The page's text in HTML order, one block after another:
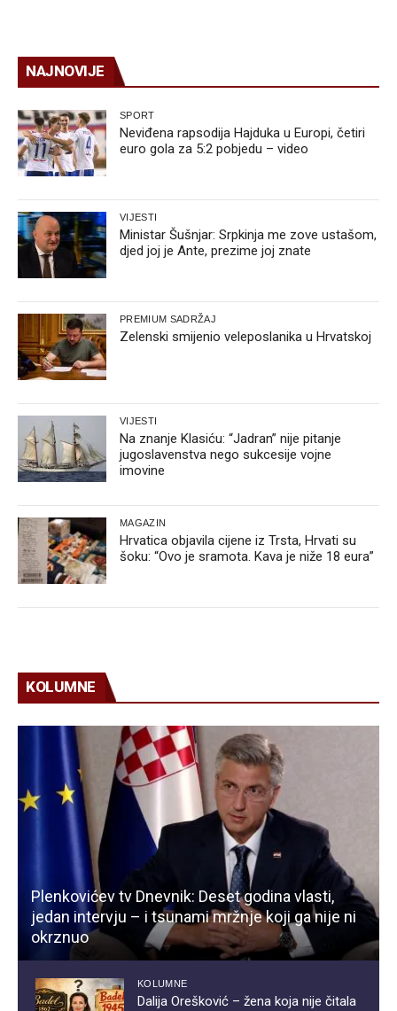
NAJNOVIJE
SPORT
Neviđena rapsodija Hajduka u Europi, četiri
euro gola za 5:2 pobjedu – video
VIJESTI
Ministar Šušnjar: Srpkinja me zove ustašom,
djed joj je Ante, prezime joj znate
PREMIUM SADRŽAJ
Zelenski smijenio veleposlanika u Hrvatskoj
VIJESTI
Na znanje Klasiću: “Jadran” nije pitanje
jugoslavenstva nego sukcesije vojne
imovine
MAGAZIN
Hrvatica objavila cijene iz Trsta, Hrvati su
šoku: “Ovo je sramota. Kava je niže 18 eura”
KOLUMNE
Plenkovićev tv Dnevnik: Deset godina vlasti,
jedan intervju – i tsunami mržnje koji ga nije ni
okrznuo
KOLUMNE
Dalija Orešković – žena koja nije čitala